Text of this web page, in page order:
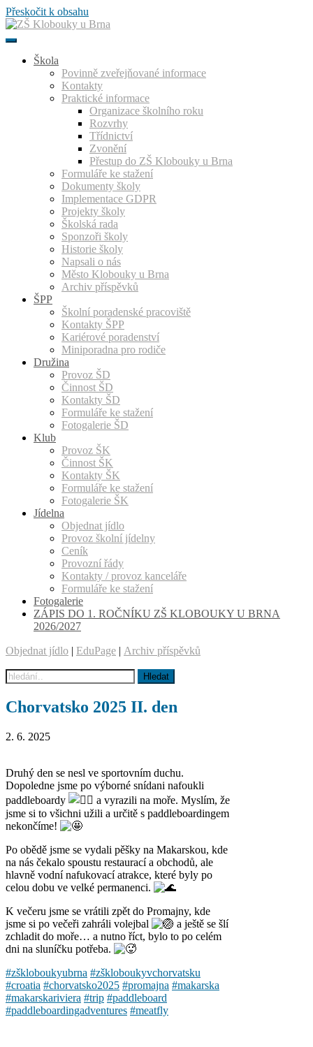
Přeskočit k obsahu
Škola
Povinně zveřejňované informace
Kontakty
Praktické informace
Organizace školního roku
Rozvrhy
Třídnictví
Zvonění
Přestup do ZŠ Klobouky u Brna
Formuláře ke stažení
Dokumenty školy
Implementace GDPR
Projekty školy
Školská rada
Sponzoři školy
Historie školy
Napsali o nás
Město Klobouky u Brna
Archiv příspěvků
ŠPP
Školní poradenské pracoviště
Kontakty ŠPP
Kariérové poradenství
Miniporadna pro rodiče
Družina
Provoz ŠD
Činnost ŠD
Kontakty ŠD
Formuláře ke stažení
Fotogalerie ŠD
Klub
Provoz ŠK
Činnost ŠK
Kontakty ŠK
Formuláře ke stažení
Fotogalerie ŠK
Jídelna
Objednat jídlo
Provoz školní jídelny
Ceník
Provozní řády
Kontakty / provoz kanceláře
Formuláře ke stažení
Fotogalerie
ZÁPIS DO 1. ROČNÍKU ZŠ KLOBOUKY U BRNA
2026/2027
Objednat jídlo | EduPage | Archiv příspěvků
Chorvatsko 2025 II. den
2. 6. 2025
Druhý den se nesl ve sportovním duchu.
Dopoledne jsme po výborné snídani nafoukli
paddleboardy
a vyrazili na moře. Myslím, že
jsme si to všichni užili a určitě s paddleboardingem
nekončíme!
Po obědě jsme se vydali pěšky na Makarskou, kde
na nás čekalo spoustu restaurací a obchodů, ale
hlavně vodní nafukovací atrakce, které byly po
celou dobu ve velké permanenci.
K večeru jsme se vrátili zpět do Promajny, kde
jsme si po večeři zahráli volejbal
a ještě se šlí
zchladit do moře… a nutno říct, bylo to po celém
dni na sluníčku potřeba.
#zškloboukyubrna #zškloboukyvchorvatsku
#croatia #chorvatsko2025 #promajna #makarska
#makarskariviera #trip #paddleboard
#paddleboardingadventures #meatfly